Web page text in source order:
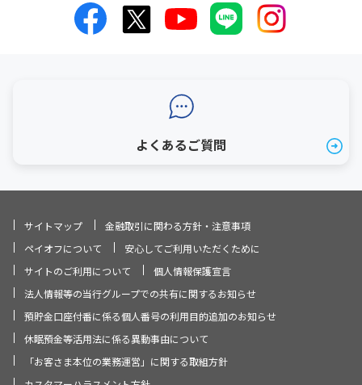
よくあるご質問
サイトマップ
金融取引に関わる方針・注意事項
ペイオフについて
安心してご利用いただくために
サイトのご利用について
個人情報保護宣言
法人情報等の当行グループでの共有に関するお知らせ
預貯金口座付番に係る個人番号の利用目的追加のお知らせ
休眠預金等活用法に係る異動事由について
「お客さま本位の業務運営」に関する取組方針